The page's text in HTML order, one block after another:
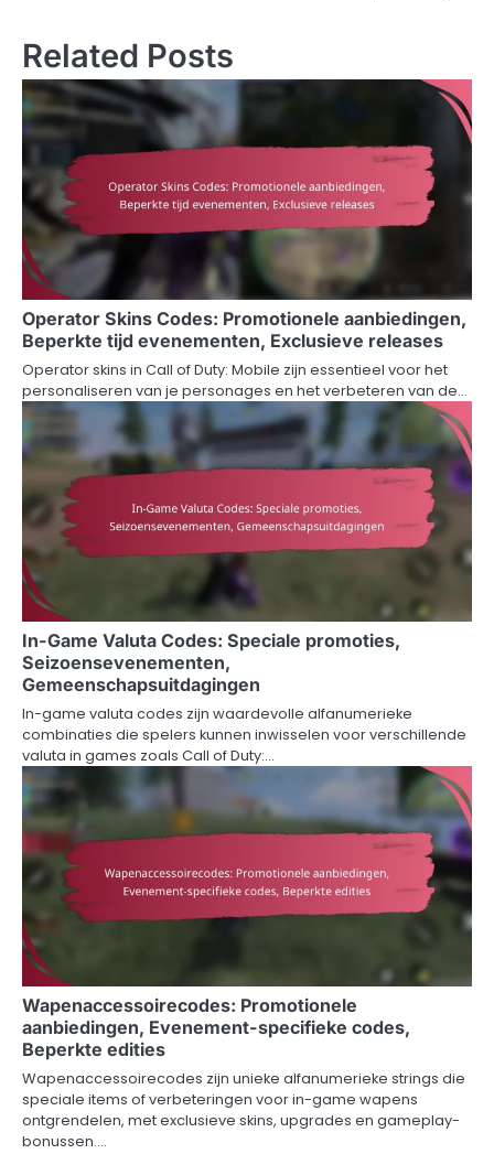
Related Posts
Operator Skins Codes: Promotionele aanbiedingen,
Beperkte tijd evenementen, Exclusieve releases
Operator skins in Call of Duty: Mobile zijn essentieel voor het
personaliseren van je personages en het verbeteren van de…
In-Game Valuta Codes: Speciale promoties,
Seizoensevenementen,
Gemeenschapsuitdagingen
In-game valuta codes zijn waardevolle alfanumerieke
combinaties die spelers kunnen inwisselen voor verschillende
valuta in games zoals Call of Duty:…
Wapenaccessoirecodes: Promotionele
aanbiedingen, Evenement-specifieke codes,
Beperkte edities
Wapenaccessoirecodes zijn unieke alfanumerieke strings die
speciale items of verbeteringen voor in-game wapens
ontgrendelen, met exclusieve skins, upgrades en gameplay-
bonussen.…